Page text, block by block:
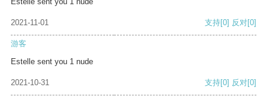
2021-11-01 支持[0] 反对[0]
游客
Estelle sent you 1 nude
2021-10-31 支持[0] 反对[0]